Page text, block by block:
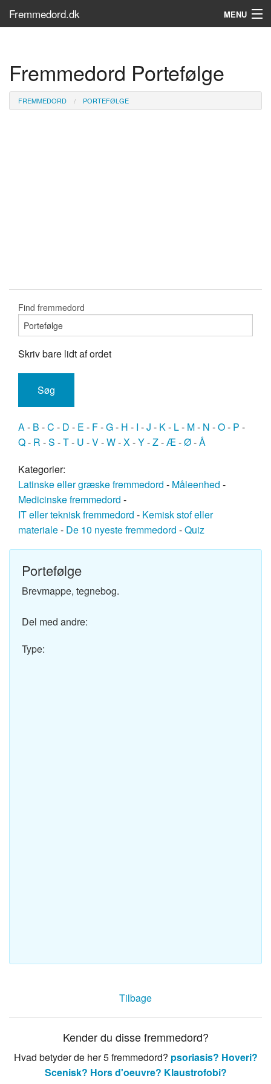
Fremmedord.dk MENU
Søg...
Find bøger
Fremmedord Portefølge
FREMMEDORD PORTEFØLGE
Find fremmedord
Skriv bare lidt af ordet
A- B -C - D - E - F-G- H - I -J - K- L- M- N -O- P -
Q- R -S -T- U -V-W-X-Y-Z-Æ-Ø-Å
Kategorier:
Latinske eller græske fremmedord - Måleenhed -
Medicinske fremmedord -
IT eller teknisk fremmedord - Kemisk stof eller
materiale- De 10 nyeste fremmedord -Quiz
Portefølge
Brevmappe, tegnebog.
Del med andre:
Type:
Tilbage
Kender du disse fremmedord?
Hvad betyder de her 5 fremmedord? psoriasis? Hoveri?
Scenisk? Hors d'oeuvre? Klaustrofobi?